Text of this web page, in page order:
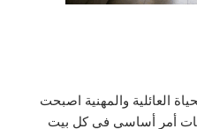
العائلية والمهنية اصبحت
أمر أساسي في كل بيت